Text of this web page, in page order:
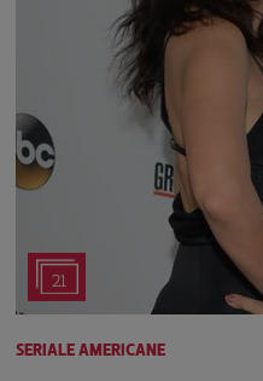
21
SERIALE AMERICANE